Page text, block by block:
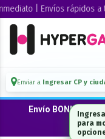
| Envíos rápidos a
Enviar a Ingresar CP y
Envío
para